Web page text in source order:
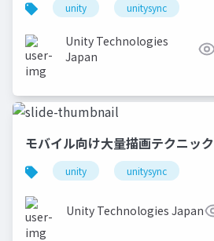
unity unitysync
Unity Technologies
Japan
モバイル向け大量描画テクニック
unity unitysync
Unity Technologies Japan